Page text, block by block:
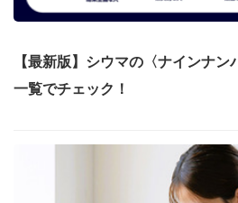
【最新版】シウマの〈ナインナ
一覧でチェック！